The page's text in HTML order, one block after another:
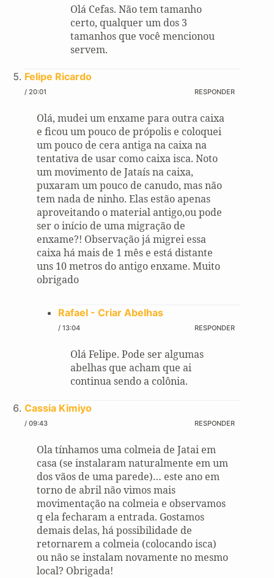
Olá Cefas. Não tem tamanho
certo, qualquer um dos 3
tamanhos que você mencionou
servem.
Felipe Ricardo
/ 20:01 RESPONDER
Olá, mudei um enxame para outra caixa
e ficou um pouco de própolis e coloquei
um pouco de cera antiga na caixa na
tentativa de usar como caixa isca. Noto
um movimento de Jataís na caixa,
puxaram um pouco de canudo, mas não
tem nada de ninho. Elas estão apenas
aproveitando o material antigo,ou pode
ser o início de uma migração de
enxame?! Observação já migrei essa
caixa há mais de 1 mês e está distante
uns 10 metros do antigo enxame. Muito
obrigado
Rafael - Criar Abelhas
/ 13:04 RESPONDER
Olá Felipe. Pode ser algumas
abelhas que acham que ai
continua sendo a colônia.
Cassia Kimiyo
/ 09:43 RESPONDER
Ola tínhamos uma colmeia de Jatai em
casa (se instalaram naturalmente em um
dos vãos de uma parede)… este ano em
torno de abril não vimos mais
movimentação na colmeia e observamos
q ela fecharam a entrada. Gostamos
demais delas, há possibilidade de
retornarem a colmeia (colocando isca)
ou não se instalam novamente no mesmo
local? Obrigada!